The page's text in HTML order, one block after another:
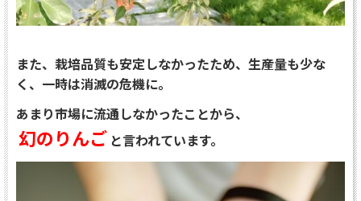
また、栽培品質も安定しなかったため、生産量も少な
く、一時は消滅の危機に。
あまり市場に流通しなかったことから、
幻のりんご と言われています。